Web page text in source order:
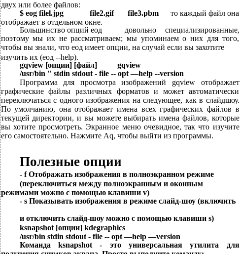
двух или более файлов:
$ eog filel.jpg
file2.gif file3.pbm
то каждый файл она
отображает в отдельном окне.
Большинство опций еод
довольно
специализированные,
поэтому мы их не рассматриваем; мы упоминаем о них для того,
чтобы вы знали, что еод имеет опции, на случай если вы захотите
изучить их (еод --help).
gqview [опции] [файл]
gqview
/usr/bin " stdin stdout - file -- opt —help --version
Программа для просмотра изображений gqview отображает
графические файлы различных форматов и может автоматически
переключаться с одного изображения на следующее, как в слайдшоу.
По умолчанию, она отображает имена всех графических файлов в
текущей директории, и вы можете выбирать имена файлов, которые
вы хотите просмотреть. Экранное меню очевидное, так что изучите
его самостоятельно. Нажмите Aq, чтобы выйти из программы.
Полезные опции
- f Отображать изображения в полноэкранном режиме
(переключиться между полноэкранным и оконным
режимами можно с помощью клавиши v)
- s Показывать изображения в режиме слайд-шоу (включить
и отключить слайд-шоу можно с помощью клавиши s)
ksnapshot [опции] kdegraphics
/usr/bin stdin stdout - file -- opt —help —version
Команда ksnapshot - это универсальная утилита для